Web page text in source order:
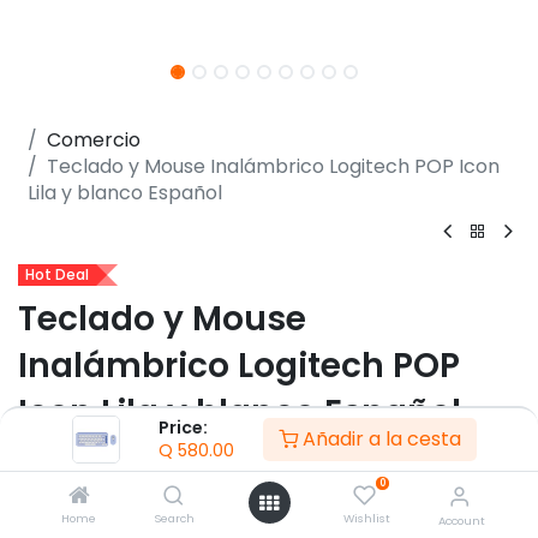
Price:
Q 580.00 Añadir a la cesta
Home Search
0
Wishlist Account
Comercio
Teclado y Mouse Inalámbrico Logitech POP Icon
Lila y blanco Español
Hot Deal
Teclado y Mouse
Inalámbrico Logitech POP
Icon Lila y blanco Español
(0 reseña)
- Teclado:
- Idioma del teclado en español latino